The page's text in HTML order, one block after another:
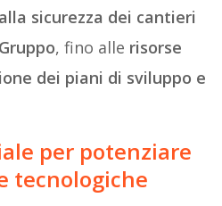
sicurezza dei cantieri
, fino alle risorse
dei piani di sviluppo e
per potenziare
tecnologiche